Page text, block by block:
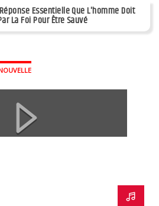
Essentielle Que L'homme Doit
La Foi Pour Être Sauvé